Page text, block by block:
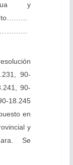
y
90-
90-
18.245
en
y
Se